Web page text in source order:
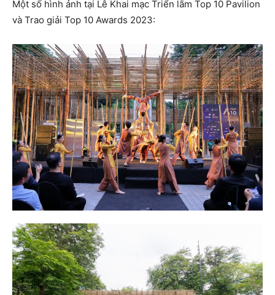
Một số hình ảnh tại Lễ Khai mạc Triển lãm Top 10 Pavilion
và Trao giải Top 10 Awards 2023: